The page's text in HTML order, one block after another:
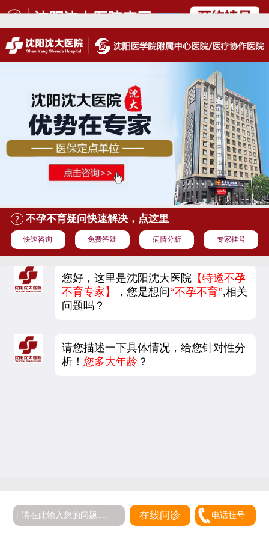
不孕不育疑问快速解决，点这里
快速咨询 免费答疑 病情分析 专家挂号
您好，这里是沈阳沈大医院 【特邀不孕
不育专家】
，您是想问“不孕不育”,相关
问题吗？
请您描述一下具体情况，给您针对性分
析！您多大年龄 ？
在线问诊 电话挂号